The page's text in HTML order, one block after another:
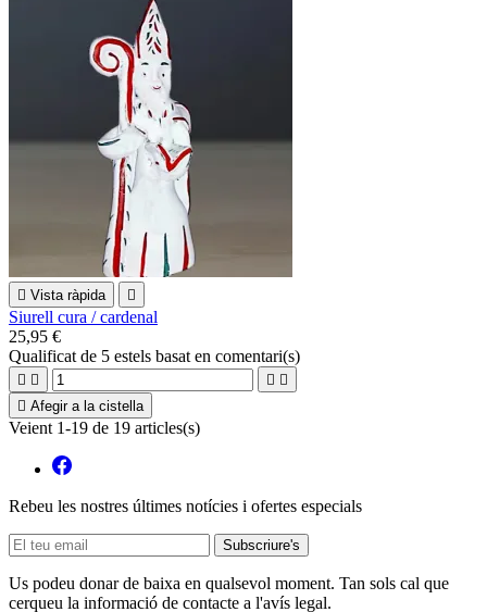
 Vista ràpida 
Siurell cura / cardenal
25,95 €
Qualificat de 5 estels basat en comentari(s)
   
 Afegir a la cistella
Veient 1-19 de 19 articles(s)
Rebeu les nostres últimes notícies i ofertes especials
Us podeu donar de baixa en qualsevol moment. Tan sols cal que
cerqueu la informació de contacte a l'avís legal.